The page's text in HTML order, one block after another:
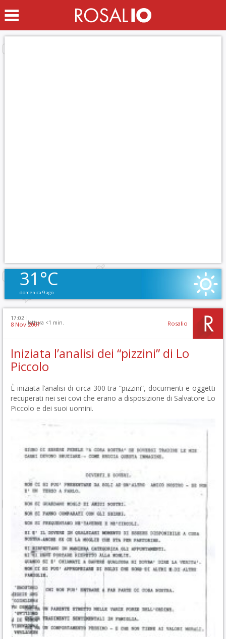
31°C
domenica 9 ago
17:02 |
lettura <1 min.
8 Nov 2007 Rosalio
Iniziata l’analisi dei “pizzini” di Lo
Piccolo
È iniziata l’analisi di circa 300 tra “pizzini”, documenti e oggetti
recuperati nei sei covi che erano a disposizione di Salvatore Lo
Piccolo e dei suoi uomini.